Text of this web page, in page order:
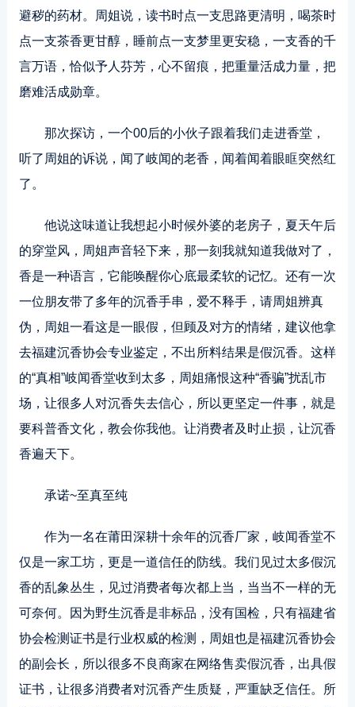
避秽的药材。周姐说，读书时点一支思路更清明，喝茶时
点一支茶香更甘醇，睡前点一支梦里更安稳，一支香的千
言万语，恰似予人芬芳，心不留痕，把重量活成力量，把
磨难活成勋章。
那次探访，一个00后的小伙子跟着我们走进香堂，
听了周姐的诉说，闻了岐闻的老香，闻着闻着眼眶突然红
了。
他说这味道让我想起小时候外婆的老房子，夏天午后
的穿堂风，周姐声音轻下来，那一刻我就知道我做对了，
香是一种语言，它能唤醒你心底最柔软的记忆。还有一次
一位朋友带了多年的沉香手串，爱不释手，请周姐辨真
伪，周姐一看这是一眼假，但顾及对方的情绪，建议他拿
去福建沉香协会专业鉴定，不出所料结果是假沉香。这样
的“真相”岐闻香堂收到太多，周姐痛恨这种“香骗”扰乱市
场，让很多人对沉香失去信心，所以更坚定一件事，就是
要科普香文化，教会你我他。让消费者及时止损，让沉香
香遍天下。
承诺~至真至纯
作为一名在莆田深耕十余年的沉香厂家，岐闻香堂不
仅是一家工坊，更是一道信任的防线。我们见过太多假沉
香的乱象丛生，见过消费者每次都上当，当当不一样的无
可奈何。因为野生沉香是非标品，没有国检，只有福建省
协会检测证书是行业权威的检测，周姐也是福建沉香协会
的副会长，所以很多不良商家在网络售卖假沉香，出具假
证书，让很多消费者对沉香产生质疑，严重缺乏信任。所